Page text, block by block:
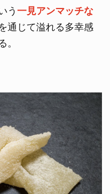
う一見アンマッチな
通じて溢れる多幸感
。